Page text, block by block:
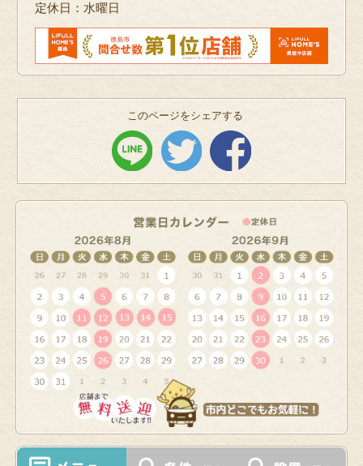
定休日：水曜日
このページをシェアする